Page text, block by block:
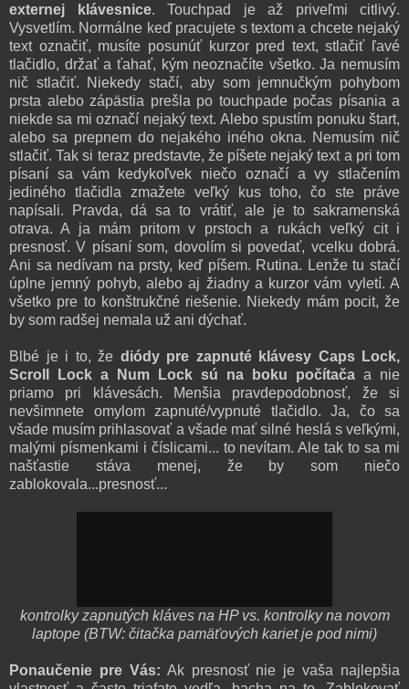
externej klávesnice. Touchpad je až priveľmi citlivý.
Vysvetlím. Normálne keď pracujete s textom a chcete nejaký
text označiť, musíte posunúť kurzor pred text, stlačiť ľavé
tlačidlo, držať a ťahať, kým neoznačíte všetko. Ja nemusím
nič stlačiť. Niekedy stačí, aby som jemnučkým pohybom
prsta alebo zápästia prešla po touchpade počas písania a
niekde sa mi označí nejaký text. Alebo spustím ponuku štart,
alebo sa prepnem do nejakého iného okna. Nemusím nič
stlačiť. Tak si teraz predstavte, že píšete nejaký text a pri tom
písaní sa vám kedykoľvek niečo označí a vy stlačením
jediného tlačidla zmažete veľký kus toho, čo ste práve
napísali. Pravda, dá sa to vrátiť, ale je to sakramenská
otrava. A ja mám pritom v prstoch a rukách veľký cit i
presnosť. V písaní som, dovolím si povedať, vcelku dobrá.
Ani sa nedívam na prsty, keď píšem. Rutina. Lenže tu stačí
úplne jemný pohyb, alebo aj žiadny a kurzor vám vyletí. A
všetko pre to konštrukčné riešenie. Niekedy mám pocit, že
by som radšej nemala už ani dýchať.
Blbé je i to, že diódy pre zapnuté klávesy Caps Lock,
Scroll Lock a Num Lock sú na boku počítača a nie
priamo pri klávesách. Menšia pravdepodobnosť, že si
nevšimnete omylom zapnuté/vypnuté tlačidlo. Ja, čo sa
všade musím prihlasovať a všade mať silné heslá s veľkými,
malými písmenkami i číslicami... to nevítam. Ale tak to sa mi
našťastie stáva menej, že by som niečo
zablokovala...presnosť...
kontrolky zapnutých kláves na HP vs. kontrolky na novom
laptope (BTW: čitačka pamäťových kariet je pod nimi)
Ponaučenie pre Vás: Ak presnosť nie je vaša najlepšia